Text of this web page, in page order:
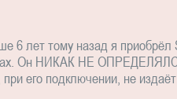
6 лет тому назад я приобрёл
Он НИКАК НЕ
его подключении, не